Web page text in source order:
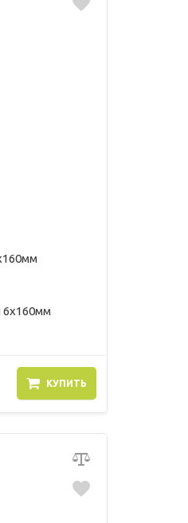
6х160мм
КУПИТЬ